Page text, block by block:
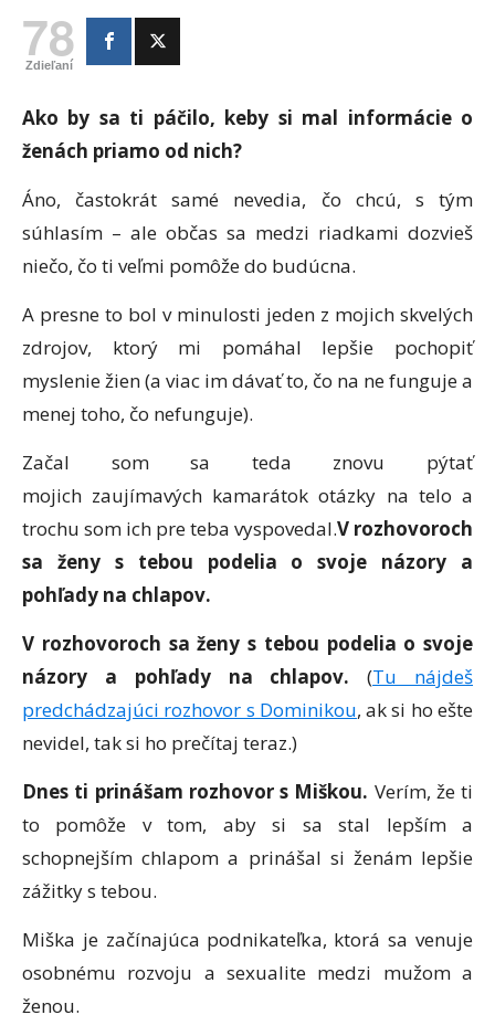
78
Zdieľaní
Ako by sa ti páčilo, keby si mal informácie o
ženách priamo od nich?
Áno, častokrát samé nevedia, čo chcú, s tým
súhlasím – ale občas sa medzi riadkami dozvieš
niečo, čo ti veľmi pomôže do budúcna.
A presne to bol v minulosti jeden z mojich skvelých
zdrojov, ktorý mi pomáhal lepšie pochopiť
myslenie žien (a viac im dávať to, čo na ne funguje a
menej toho, čo nefunguje).
Začal som sa teda znovu pýtať
mojich zaujímavých kamarátok otázky na telo a
trochu som ich pre teba vyspovedal.V rozhovoroch
sa ženy s tebou podelia o svoje názory a
pohľady na chlapov.
V rozhovoroch sa ženy s tebou podelia o svoje
názory a pohľady na chlapov.(Tu nájdeš
predchádzajúci rozhovor s Dominikou, ak si ho ešte
nevidel, tak si ho prečítaj teraz.)
Dnes ti prinášam rozhovor s Miškou. Verím, že ti
to pomôže v tom, aby si sa stal lepším a
schopnejším chlapom a prinášal si ženám lepšie
zážitky s tebou.
Miška je začínajúca podnikateľka, ktorá sa venuje
osobnému rozvoju a sexualite medzi mužom a
ženou.